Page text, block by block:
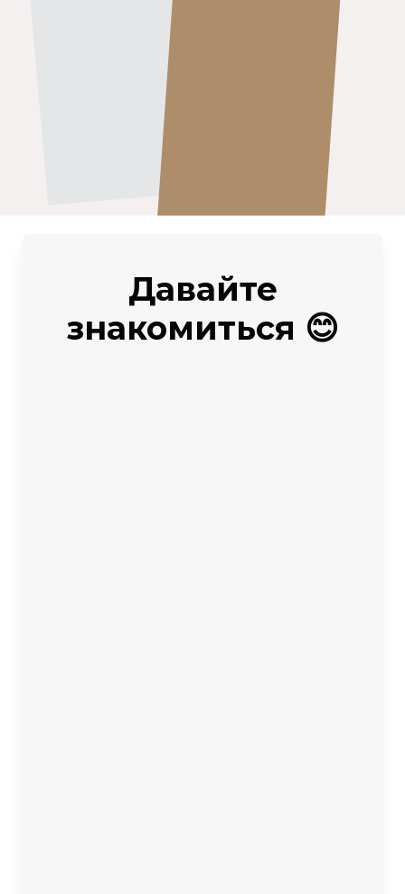
Давайте
знакомиться 😊